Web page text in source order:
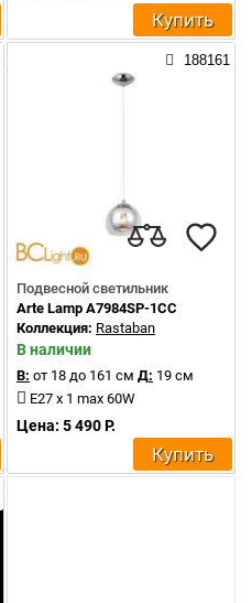
Купить
188161
Подвесной светильник
Arte Lamp A7984SP-1CC
Коллекция: Rastaban
В наличии
В: от 18 до 161 см Д: 19 см
E27 x 1 max 60W
Цена: 5 490 Р.
Купить